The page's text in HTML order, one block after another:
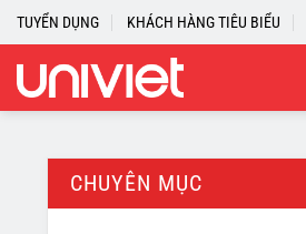
Skip
to
content
TUYỂN DỤNG KHÁCH HÀNG TIÊU BIỂU
CHUYÊN MỤC